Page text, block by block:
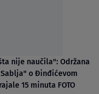
nije naučila": Održana
o Đinđićevom
15 minuta FOTO